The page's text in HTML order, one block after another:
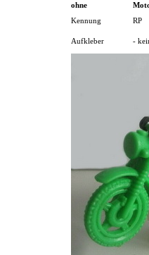
ohne
Kennung
RP
Aufkleber -